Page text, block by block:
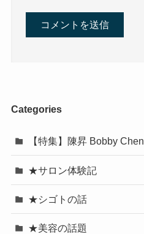
Categories
【特集】陳昇 Bobby Chen
★サロン体験記
★シゴトの話
★美容の話題